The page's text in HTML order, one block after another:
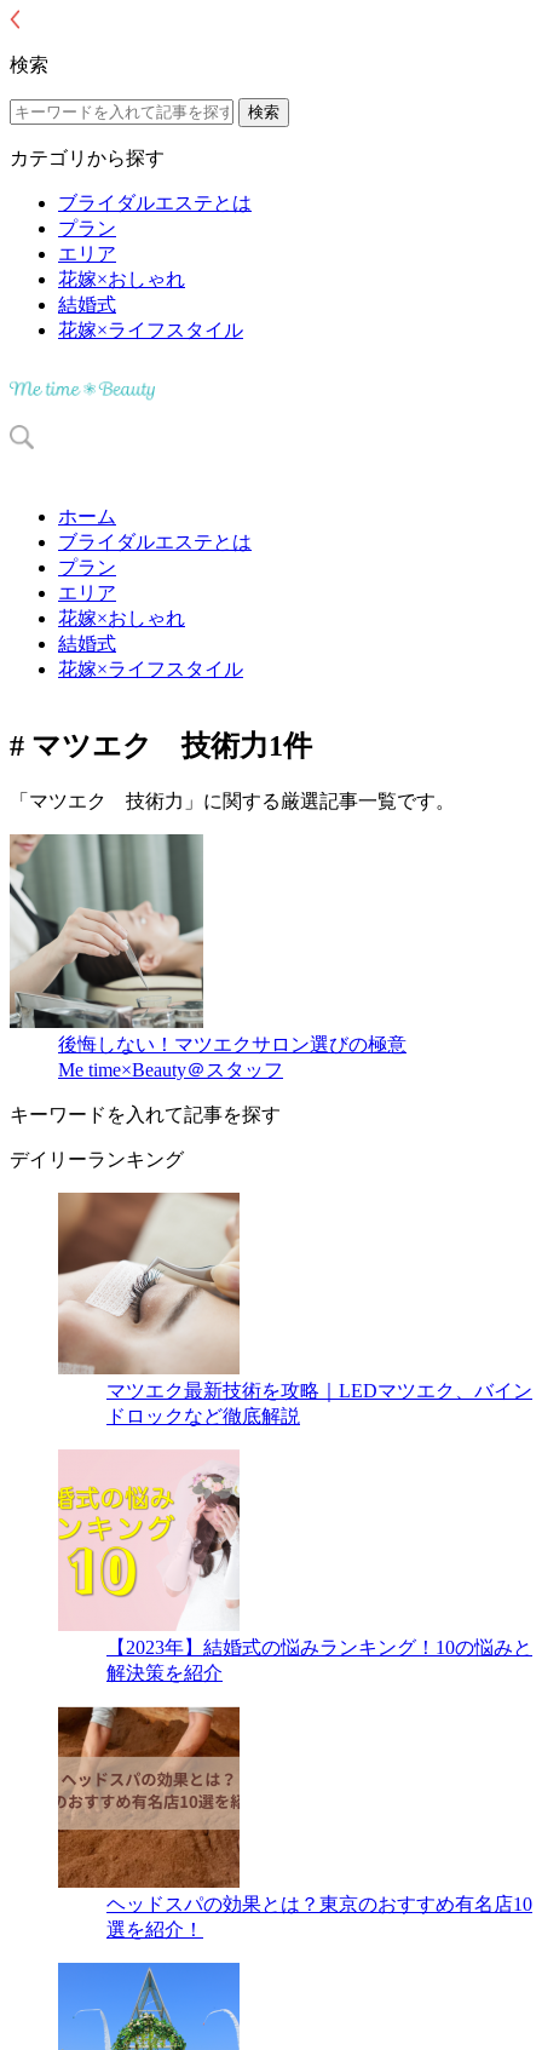
検索
カテゴリから探す
ブライダルエステとは
プラン
エリア
花嫁×おしゃれ
結婚式
花嫁×ライフスタイル
ホーム
ブライダルエステとは
プラン
エリア
花嫁×おしゃれ
結婚式
花嫁×ライフスタイル
# マツエク 技術力1件
「マツエク 技術力」に関する厳選記事一覧です。
後悔しない！マツエクサロン選びの極意
Me time×Beauty＠スタッフ
キーワードを入れて記事を探す
デイリーランキング
マツエク最新技術を攻略｜LEDマツエク、バイン
ドロックなど徹底解説
【2023年】結婚式の悩みランキング！10の悩みと
解決策を紹介
ヘッドスパの効果とは？東京のおすすめ有名店10
選を紹介！